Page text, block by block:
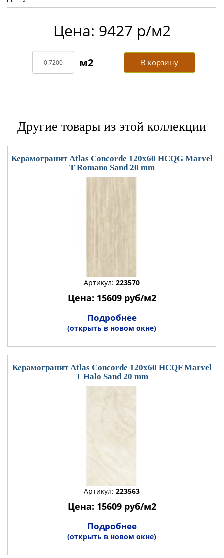
Цена: 9427 р/м2
В корзину
Другие товары из этой коллекции
Керамогранит Atlas Concorde 120x60 HCQG Marvel
T Romano Sand 20 mm
Артикул: 223570
Цена: 15609 руб/м2
Подробнее
(открыть в новом окне)
Керамогранит Atlas Concorde 120x60 HCQF Marvel
T Halo Sand 20 mm
Артикул: 223563
Цена: 15609 руб/м2
Подробнее
(открыть в новом окне)